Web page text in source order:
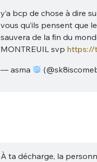
y’a bcp de chose à dire
vous qu’ils pensent que
sauvera de la fin du
MONTREUIL svp https://
— asma
À ta décharge, la